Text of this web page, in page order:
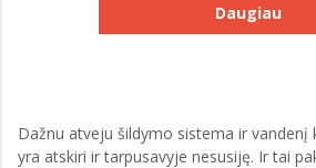
Daugiau
Dažnu atveju šildymo sistema ir vandenį
yra atskiri ir tarpusavyje nesusiję. Ir tai